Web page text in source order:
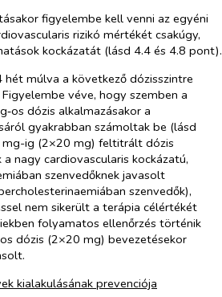
figyelembe kell venni az egyéni
rizikó mértékét csakúgy,
kockázatát (lásd 4.4 és 4.8 pont).
hét múlva a következő dózisszintre
véve, hogy szemben a
dózis alkalmazásakor a
gyakrabban számoltak be (lásd
ig (2×20 mg) feltitrált dózis
nagy cardiovascularis kockázatú,
szenvedőknek javasolt
szenvedők),
nem sikerült a terápia célértékét
folyamatos ellenőrzés történik
dózis (2×20 mg) bevezetésekor
kialakulásának prevenciója